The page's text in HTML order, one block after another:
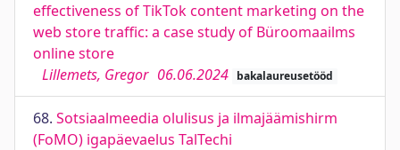
effectiveness of TikTok content marketing on the
web store traffic: a case study of Büroomaailms
online store
Lillemets, Gregor 06.06.2024 bakalaureusetööd
68. Sotsiaalmeedia olulisus ja ilmajäämishirm
(FoMO) igapäevaelus TalTechi